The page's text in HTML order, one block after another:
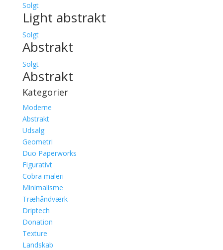
Solgt
Light abstrakt
Solgt
Abstrakt
Solgt
Abstrakt
Kategorier
Moderne
Abstrakt
Udsalg
Geometri
Duo Paperworks
Figurativt
Cobra maleri
Minimalisme
Træhåndværk
Driptech
Donation
Texture
Landskab